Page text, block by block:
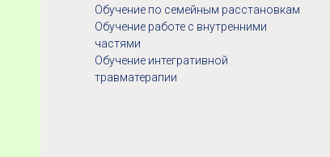
Обучение по семейным расстановкам
Обучение работе с внутренними
частями
Обучение интегративной
травматерапии